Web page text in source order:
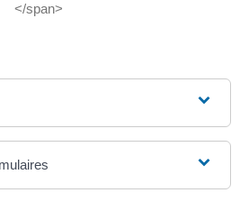
</span>